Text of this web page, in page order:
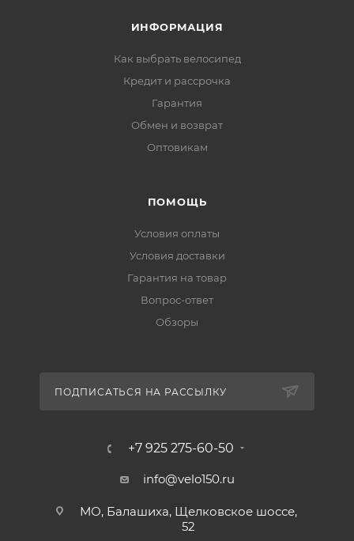
ИНФОРМАЦИЯ
Как выбрать велосипед
Кредит и рассрочка
Гарантия
Обмен и возврат
Оптовикам
ПОМОЩЬ
Условия оплаты
Условия доставки
Гарантия на товар
Вопрос-ответ
Обзоры
ПОДПИСАТЬСЯ НА РАССЫЛКУ
+7 925 275-60-50
info@velo150.ru
МО, Балашиха, Щелковское шоссе,
52